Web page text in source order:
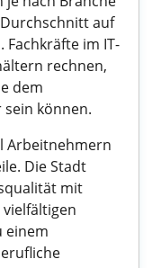
auf
Fachkräfte im IT-
rechnen,
dem
sein können.
Arbeitnehmern
Die Stadt
mit
einem